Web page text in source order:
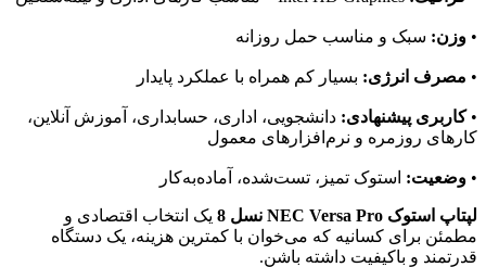
• وزن: سبک و مناسب حمل روزانه
• مصرف انرژی: بسیار کم همراه با عملکرد پایدار
•کاربری پیشنهادی: دانشجویی، اداری، حسابداری، آموزش آنلاین،
کارهای روزمره و نرم‌افزارهای معمول
• وضعیت: استوک تمیز، تست‌شده، آماده‌به‌کار
لپتاپ استوک NEC Versa Pro نسل 8
یک انتخاب اقتصادی و
مطمئن برای کسانیه که می‌خوان با کمترین هزینه، یک دستگاه
قدرتمند و باکیفیت داشته باشن.